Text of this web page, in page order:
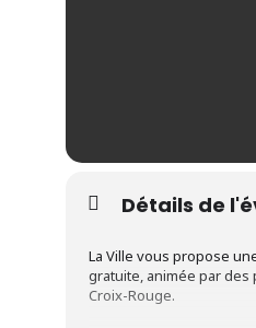
Détails de
La Ville vous propose
gratuite, animée par
Croix-Rouge.